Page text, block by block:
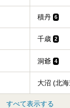
積丹 6
千歳 2
洞爺 4
大沼 (北
すべて表示する